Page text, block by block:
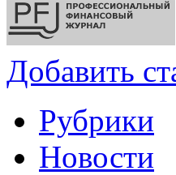
Добавить
Рубрики
Новости